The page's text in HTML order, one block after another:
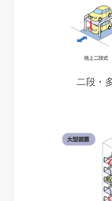
二段・